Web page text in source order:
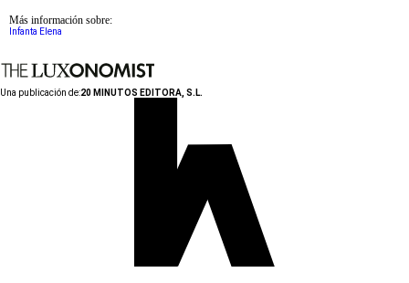
Más información sobre:
Infanta Elena
Una publicación de:20 MINUTOS EDITORA, S.L.